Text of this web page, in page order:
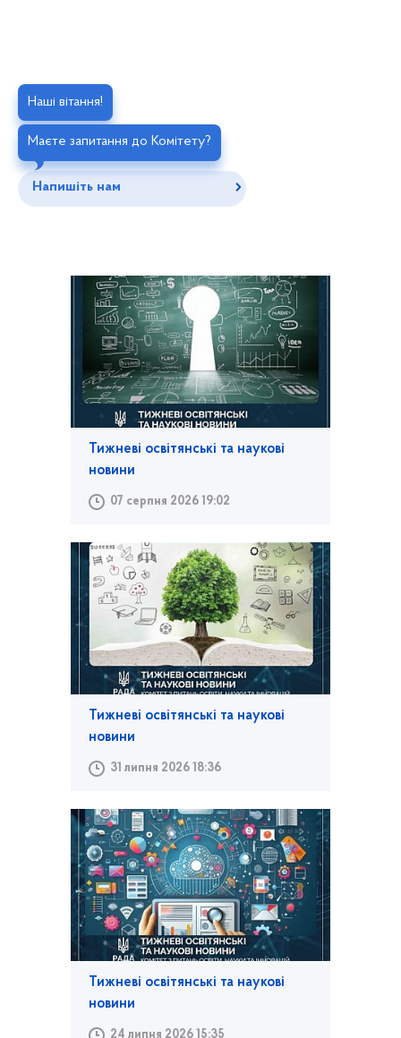
Наші вітання!
Маєте запитання до Комітету?
Напишіть нам
Тижневі освітянські та наукові
новини
07 серпня 2026 19:02
Тижневі освітянські та наукові
новини
31 липня 2026 18:36
Тижневі освітянські та наукові
новини
24 липня 2026 15:35